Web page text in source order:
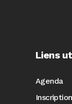
Liens
Agenda